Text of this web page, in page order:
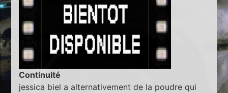
Continuité
jessica biel a alternativement de la poudre qui